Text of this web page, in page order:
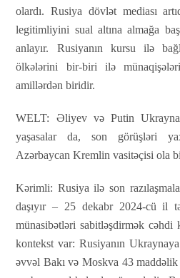
olardı. Rusiya dövlət mediası
legitimliyini sual altına almağa
anlayır. Rusiyanın kursu ilə
ölkələrini bir-biri ilə
amillərdən biridir.
WELT: Əliyev və Putin Ukrayna
yaşasalar da, son görüşləri
Azərbaycan Kremlin vasitəçisi ola
Kərimli: Rusiya ilə son
daşıyır – 25 dekabr 2024-cü il
münasibətləri sabitləşdirmək
kontekst var: Rusiyanın
əvvəl Bakı və Moskva 43 maddəlik